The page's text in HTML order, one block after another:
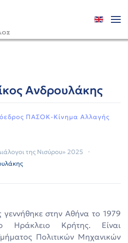
Ανδρουλάκης
ΠΑΣΟΚ-Κίνημα Αλλαγής
της Νισύρου» 2025
στην Αθήνα το 1979
Ηράκλειο Κρήτης. Είναι
Πολιτικών Μηχανικών